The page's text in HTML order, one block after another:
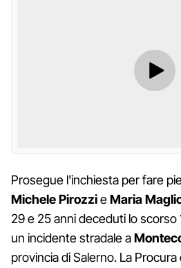
Prosegue l'inchiesta per fare
Michele PirozzieMaria
29 e 25 anni deceduti lo scorso
un incidente stradale a
provincia di Salerno. La Procura